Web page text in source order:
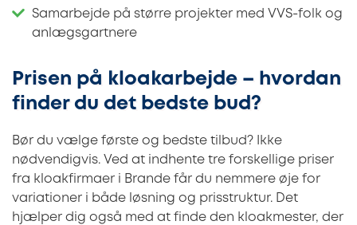
Samarbejde på større projekter med VVS-folk og
anlægsgartnere
Prisen på kloakarbejde – hvordan
finder du det bedste bud?
Bør du vælge første og bedste tilbud? Ikke
nødvendigvis. Ved at indhente tre forskellige priser
fra kloakfirmaer i Brande får du nemmere øje for
variationer i både løsning og prisstruktur. Det
hjælper dig også med at finde den kloakmester, der